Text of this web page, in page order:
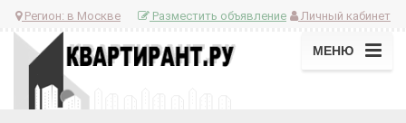
Регион: в Москве Личный кабинет
Разместить объявление
МЕНЮ